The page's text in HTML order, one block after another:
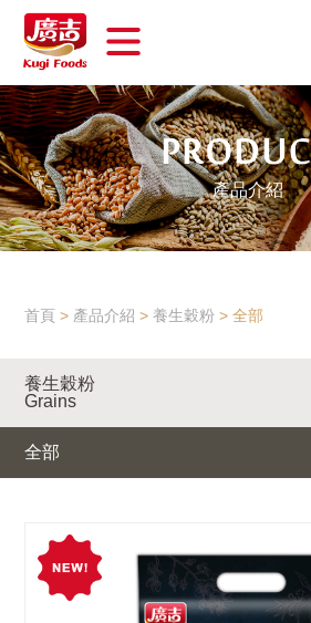
產品介紹
首頁 產品介紹 養生穀粉 全部
養生穀粉
Grains
全部